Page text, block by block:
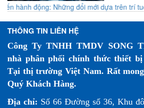
Giao thức vòng MRP (IEC 62439-2)
THÔNG TIN LIÊN HỆ
Công Ty TNHH TMDV SONG
nhà phân phối chính thức thiết
Tại thị trường Việt Nam. Rất
Quý Khách Hàng.
Địa chỉ: Số 66 Đường số 36, Khu